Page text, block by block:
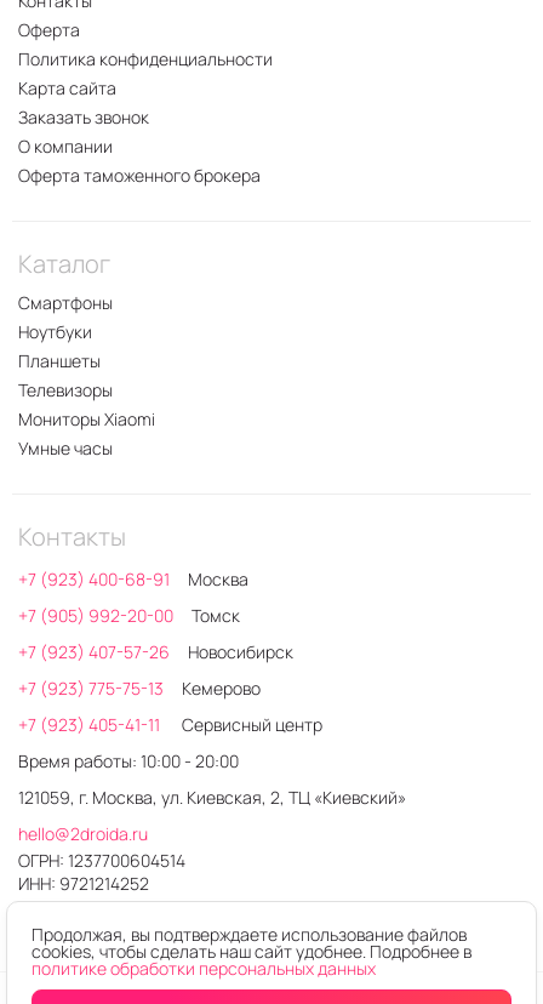
Оферта
Политика конфиденциальности
Карта сайта
Заказать звонок
О компании
Оферта таможенного брокера
Каталог
Смартфоны
Ноутбуки
Планшеты
Телевизоры
Мониторы Xiaomi
Умные часы
Контакты
+7 (923) 400-68-91
Москва
+7 (905) 992-20-00
Томск
+7 (923) 407-57-26
Новосибирск
+7 (923) 775-75-13
Кемерово
+7 (923) 405-41-11
Сервисный центр
Время работы: 10:00 - 20:00
121059, г. Москва, ул. Киевская, 2, ТЦ «Киевский»
hello@2droida.ru
ОГРН: 1237700604514
ИНН: 9721214252
Продолжая, вы подтверждаете использование файлов
cookies, чтобы сделать наш сайт удобнее. Подробнее в
политике обработки персональных данных